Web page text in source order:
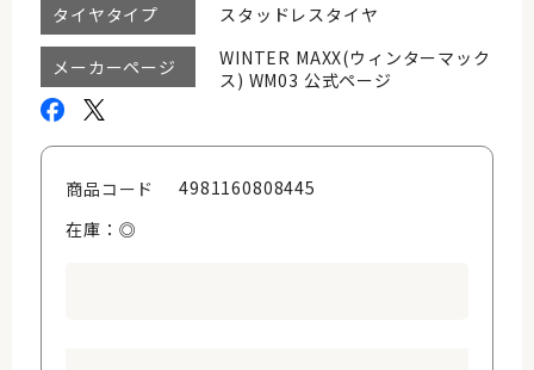
タイヤタイプ スタッドレスタイヤ
メーカーページ
WINTER MAXX(ウィンターマック
ス) WM03 公式ページ
商品コード
4981160808445
在庫：◎